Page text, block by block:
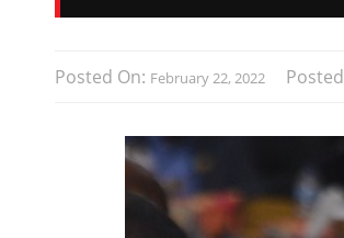
Posted On: February 22, 2022